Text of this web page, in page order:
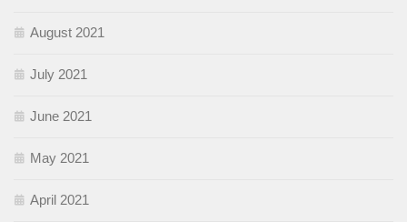
August 2021
July 2021
June 2021
May 2021
April 2021